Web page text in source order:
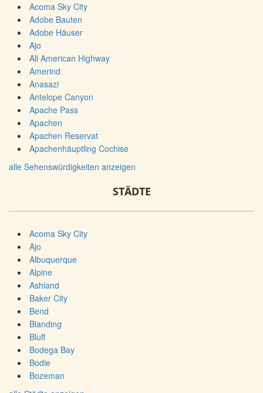
Acoma Sky City
Adobe Bauten
Adobe Häuser
Ajo
All American Highway
Amerind
Anasazi
Antelope Canyon
Apache Pass
Apachen
Apachen Reservat
Apachenhäuptling Cochise
alle Sehenswürdigkeiten anzeigen
STÄDTE
Acoma Sky City
Ajo
Albuquerque
Alpine
Ashland
Baker City
Bend
Blanding
Bluff
Bodega Bay
Bodie
Bozeman